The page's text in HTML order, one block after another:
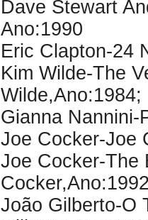
Dave Stewart
Ano:1990
Eric Clapton-24
Kim Wilde-The
Wilde,Ano:1984;
Gianna Nannini-
Joe Cocker-Joe
Joe Cocker-The
João Gilberto-O